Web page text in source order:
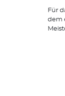
Für
dem